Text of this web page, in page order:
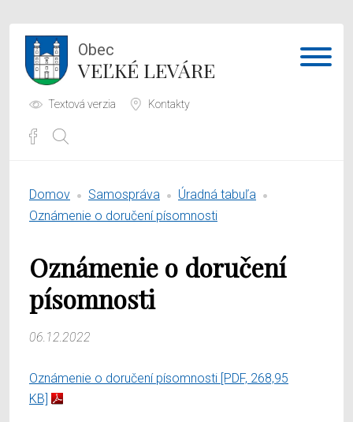
Obec
VEĽKÉ LEVÁRE
Textová verzia Kontakty
Samospráva
O obci
Domov Samospráva
Úradná tabuľa
Oznámenie o doručení písomnosti
Oznámenie o doručení
písomnosti
06.12.2022
Oznámenie o doručení písomnosti [PDF, 268,95
KB]